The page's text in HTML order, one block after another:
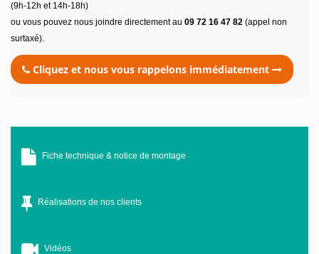
(9h-12h et 14h-18h)
ou vous pouvez nous joindre directement au 09 72 16 47 82 (appel non
surtaxé).
Cliquez et nous vous rappelons immédiatement
Fiche technique & notice de montage
Réalisations de nos clients
Vidéos